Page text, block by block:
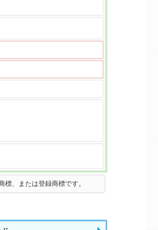
、または登録商標です。